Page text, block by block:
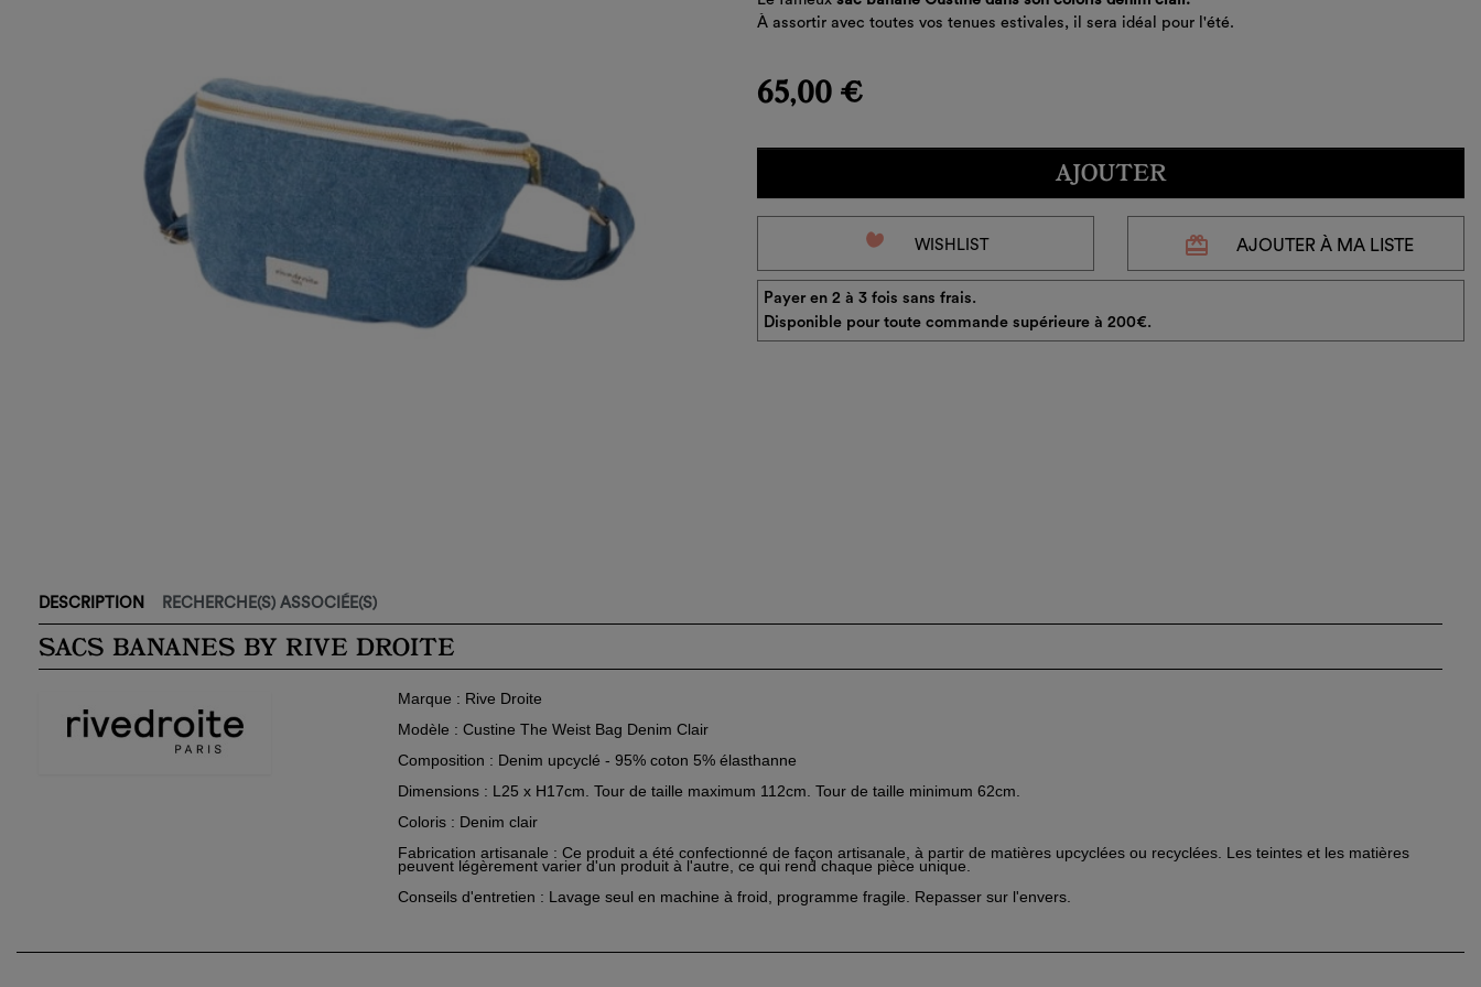
À assortir avec toutes vos tenues estivales, il sera idéal pour l'été.
65,00 €
AJOUTER
favorite_border WISHLIST redeem AJOUTER À MA LISTE
Payer en 2 à 3 fois sans frais.
Disponible pour toute commande supérieure à 200€.
DESCRIPTION RECHERCHE(S) ASSOCIÉE(S)
SACS BANANES BY RIVE DROITE
Marque : Rive Droite
Modèle : Custine The Weist Bag Denim Clair
Composition : Denim upcyclé - 95% coton 5% élasthanne
Dimensions : L25 x H17cm. Tour de taille maximum 112cm. Tour de taille minimum 62cm.
Coloris : Denim clair
Fabrication artisanale : Ce produit a été confectionné de façon artisanale, à partir de matières upcyclées ou recyclées. Les teintes et les matières
peuvent légèrement varier d'un produit à l'autre, ce qui rend chaque pièce unique.
Conseils d'entretien : Lavage seul en machine à froid, programme fragile. Repasser sur l'envers.